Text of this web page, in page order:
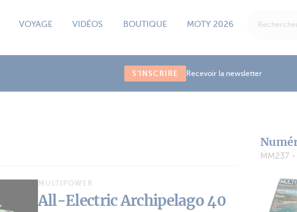
VOYAGE VIDÉOS BOUTIQUE MOTY 2026
S'INSCRIRE Recevoir la newsletter
MULTIPOWER
All-Electric Archipelago 40
MM237